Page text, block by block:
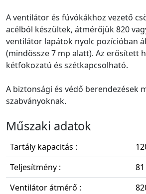
A ventilátor és fúvókákhoz vezető
acélból készültek, átmérőjük 820
ventilátor lapátok nyolc pozícióban
(mindössze 7 mp alatt). Az erősített
kétfokozatú és szétkapcsolható.
A biztonsági és védő berendezések
szabványoknak.
Műszaki adatok
Tartály kapacitás :
Teljesítmény :
Ventilátor átmérő :